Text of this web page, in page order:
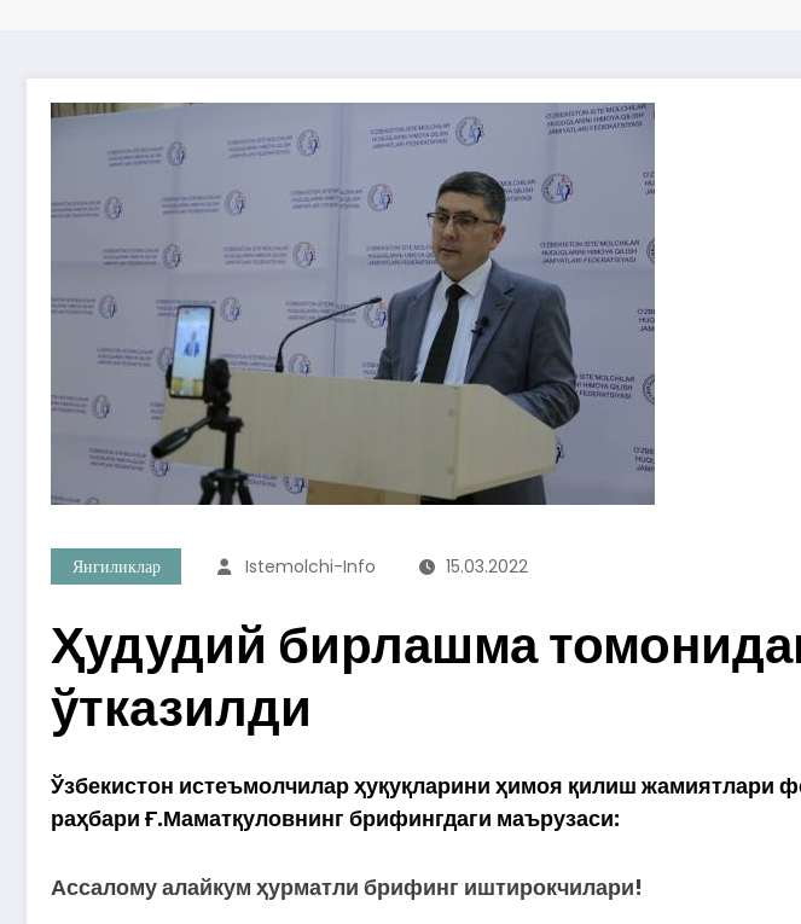
Янгиликлар Istemolchi-Info 15.03.2022
Ҳудудий бирлашма
ўтказилди
Ўзбекистон истеъмолчилар ҳуқуқларини ҳимоя қилиш жамиятлари
раҳбари Ғ.Маматқуловнинг брифингдаги маърузаси:
Ассалому алайкум ҳурматли брифинг иштирокчилари!